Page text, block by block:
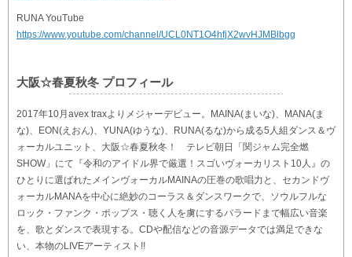
RUNA YouTube
https://www.youtube.com/channel/UCL0NT1O4hfjX2wvHJMBlbgg
大阪☆春夏秋冬 プロフィール
2017年10月avex traxよりメジャーデビュー。MAINA(まいな)、MANA(ま
な)、EON(えおん)、YUNA(ゆうな)、RUNA(るな)から成る5人組ダンス＆ヴ
ォーカルユニット、大阪☆春夏秋冬！ テレビ朝日「関ジャム完全燃
SHOW」にて『令和のアイドル界で厳選！スゴいヴォーカリスト10人』の
ひとりに選ばれたメインヴォーカルMAINAの圧巻の歌唱力と、セカンドヴ
ォーカルMANAを中心に絶妙のコーラス＆ダンスワークで、ソウルフルな
ロック・ファンク・ポップス・聴く人を虜にするバラードまで幅広い音楽
を、歌とダンスで表現する。CDや配信などの音源データでは満足できな
い、本物のLIVEアーティスト!!